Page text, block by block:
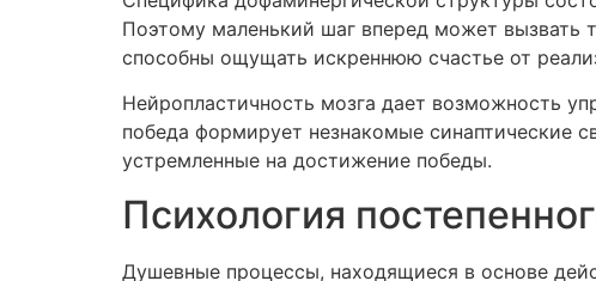
Поэтому маленький шаг вперед может вызвать
способны ощущать искреннюю счастье от
Нейропластичность мозга дает возможность
победа формирует незнакомые синаптические
устремленные на достижение победы.
Психология
Душевные процессы, находящиеся в основе